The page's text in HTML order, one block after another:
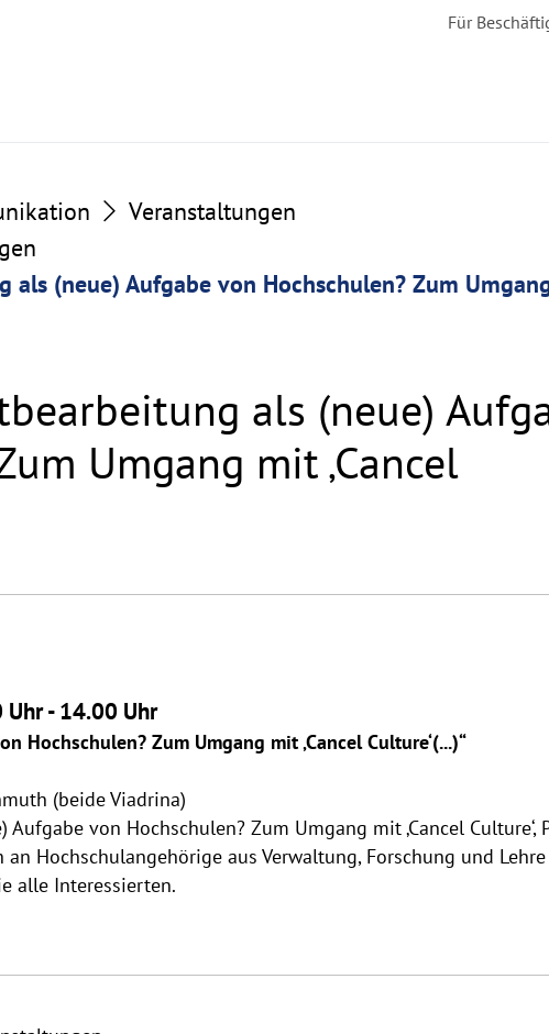
Für
Veranstaltungen
als (neue) Aufgabe von Hochschulen? Zum
als (neue)
Umgang mit ‚Cancel
- 14.00 Uhr
Zum Umgang mit ‚Cancel Culture‘(...)“
(beide Viadrina)
von Hochschulen? Zum Umgang mit ‚Cancel Culture‘,
Hochschulangehörige aus Verwaltung, Forschung und
alle Interessierten.